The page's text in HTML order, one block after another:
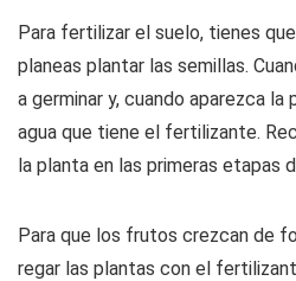
Para fertilizar el suelo, tienes
planeas plantar las semillas.
a germinar y, cuando aparezca
agua que tiene el fertilizante.
la planta en las primeras etapas
Para que los frutos crezcan de
regar las plantas con el